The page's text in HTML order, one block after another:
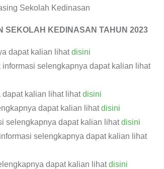
Sekolah Kedinasan
SEKOLAH KEDINASAN TAHUN 2023
dapat kalian lihatdisini
selengkapnya dapat kalian lihat
dapat kalian lihat lihatdisini
dapat kalian lihatdisini
selengkapnya dapat kalian lihatdisini
selengkapnya dapat kalian lihat
dapat kalian lihatdisini